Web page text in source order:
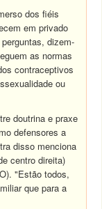
dos fiéis
em privado
dizem-
as normas
contraceptivos
ou
doutrina e praxe
defensores a
disso menciona
centro direita)
"Estão todos,
que para a